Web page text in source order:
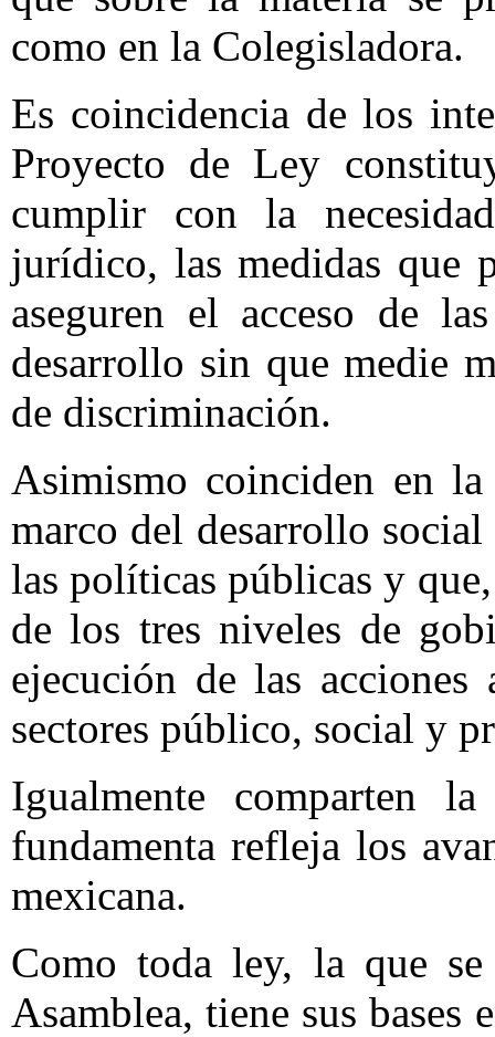
como en la Colegisladora.
Es coincidencia de los
Proyecto de Ley
cumplir con la
jurídico, las medidas que
aseguren el acceso de
desarrollo sin que medie
de discriminación.
Asimismo coinciden en la
marco del desarrollo
las políticas públicas y
de los tres niveles de
ejecución de las
sectores público, social y
Igualmente comparten
fundamenta refleja los
mexicana.
Como toda ley, la que se
Asamblea, tiene sus bases